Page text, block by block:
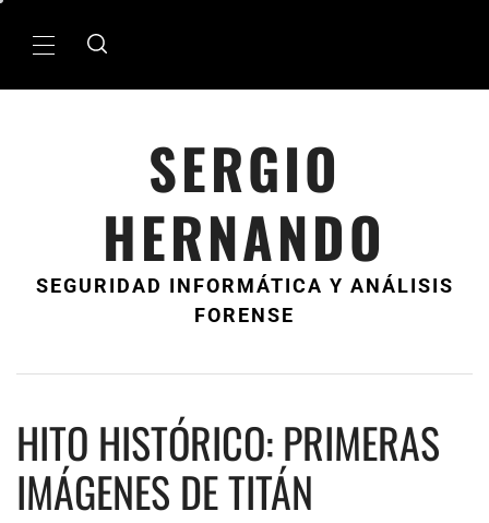
MenÃº
SERGIO
HERNANDO
SEGURIDAD INFORMÁTICA Y ANÁLISIS
FORENSE
HITO HISTÓRICO: PRIMERAS
IMÁGENES DE TITÁN